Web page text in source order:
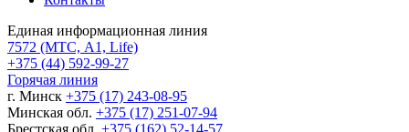
Единая информационная линия
7572 (МТС, A1, Life)
+375 (44) 592-99-27
Горячая линия
г. Минск +375 (17) 243-08-95
Минская обл. +375 (17) 251-07-94
Брестская обл. +375 (162) 52-14-57